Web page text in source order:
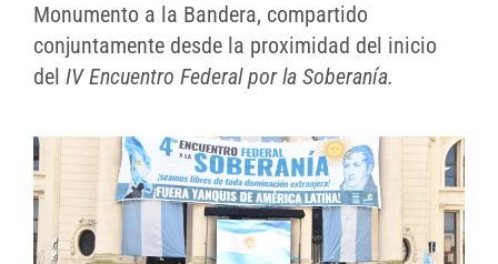
Monumento a la Bandera, compartido
conjuntamente desde la proximidad del inicio
del IV Encuentro Federal por la Soberanía.